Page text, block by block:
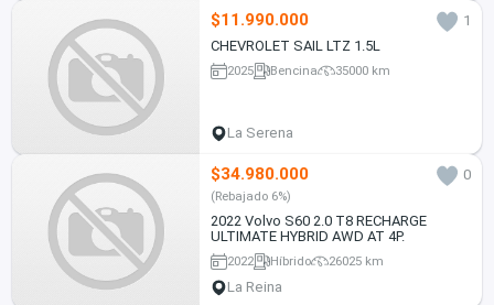
$11.990.000
1
CHEVROLET SAIL LTZ 1.5L
2025 Bencina 35000 km
La Serena
$34.980.000 0
(Rebajado 6%)
2022 Volvo S60 2.0 T8 RECHARGE
ULTIMATE HYBRID AWD AT 4P.
2022 Híbrido 26025 km
La Reina